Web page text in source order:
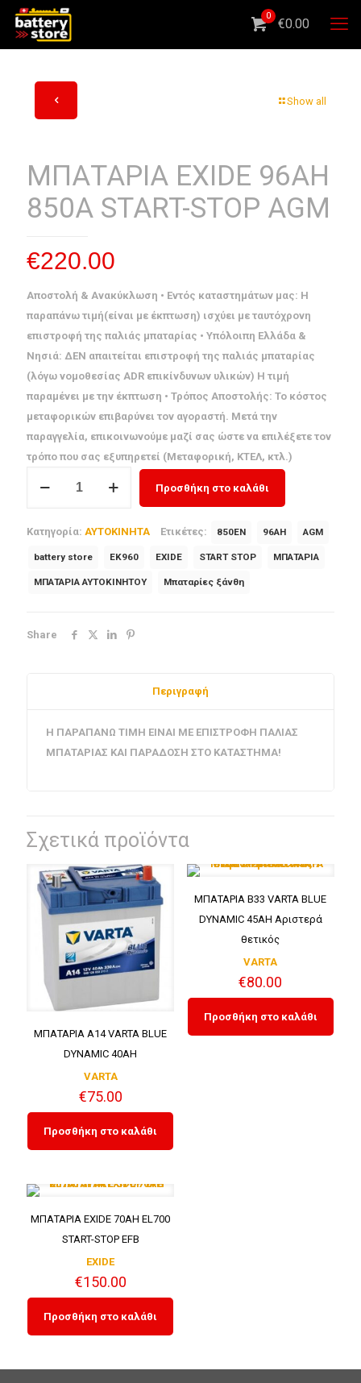
0
€0.00
Show all
ΜΠΑΤΑΡΙΑ EXIDE 96AH
850A START-STOP AGM
€220.00
Αποστολή & Ανακύκλωση • Εντός καταστημάτων μας: Η
παραπάνω τιμή(είναι με έκπτωση) ισχύει με ταυτόχρονη
επιστροφή της παλιάς μπαταρίας • Υπόλοιπη Ελλάδα &
Νησιά: ΔΕΝ απαιτείται επιστροφή της παλιάς μπαταρίας
(λόγω νομοθεσίας ADR επικίνδυνων υλικών) Η τιμή
παραμένει με την έκπτωση • Τρόπος Αποστολής: Το κόστος
μεταφορικών επιβαρύνει τον αγοραστή. Μετά την
παραγγελία, επικοινωνούμε μαζί σας ώστε να επιλέξετε τον
τρόπο που σας εξυπηρετεί (Μεταφορική, ΚΤΕΛ, κτλ.)
850A
START-
STOP
Προσθήκη στο καλάθι
Κατηγορία: ΑΥΤΟΚΙΝΗΤΑ Ετικέτες: 850EN 96AH AGM
battery store EK960 EXIDE START STOP ΜΠΑΤΑΡΙΑ
ΜΠΑΤΑΡΙΑ ΑΥΤΟΚΙΝΗΤΟΥ Μπαταρίες ξάνθη
Share
Περιγραφή
Η ΠΑΡΑΠΑΝΩ ΤΙΜΗ ΕΙΝΑΙ ΜΕ ΕΠΙΣΤΡΟΦΗ ΠΑΛΙΑΣ
ΜΠΑΤΑΡΙΑΣ ΚΑΙ ΠΑΡΑΔΟΣΗ ΣΤΟ ΚΑΤΑΣΤΗΜΑ!
Σχετικά προϊόντα
ΜΠΑΤΑΡΙΑ A14 VARTA BLUE
DYNAMIC 40AH
VARTA
€75.00
Προσθήκη στο καλάθι
ΜΠΑΤΑΡΙΑ B33 VARTA BLUE
DYNAMIC 45AH Αριστερά
θετικός
VARTA
€80.00
Προσθήκη στο καλάθι
ΜΠΑΤΑΡΙΑ EXIDE 70AH EL700
START-STOP EFB
EXIDE
€150.00
Προσθήκη στο καλάθι